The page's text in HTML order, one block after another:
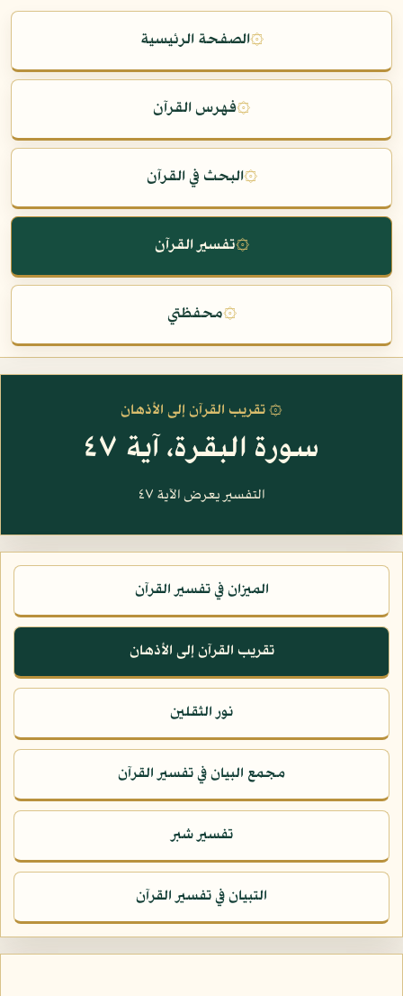
۞الصفحة الرئيسية
۞فهرس القرآن
۞البحث في القرآن
۞تفسير القرآن
۞محفظتي
۞ تقريب القرآن إلى الأذهان
سورة البقرة، آية ٤٧
التفسير يعرض الآية ٤٧
الميزان في تفسير القرآن
تقريب القرآن إلى الأذهان
نور الثقلين
مجمع البيان في تفسير القرآن
تفسير شبر
التبيان في تفسير القرآن